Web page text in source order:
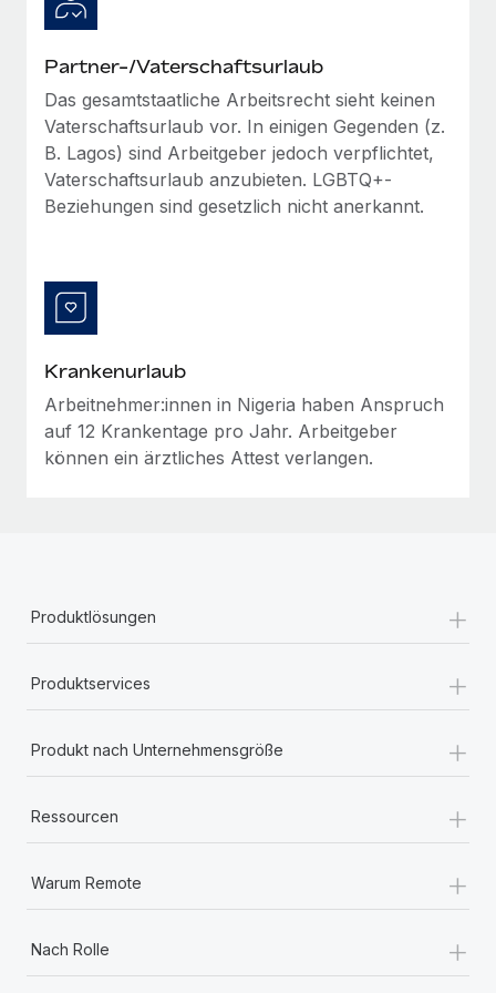
Mehr erfahren
Partner-/Vaterschaftsurlaub
Das gesamtstaatliche Arbeitsrecht sieht keinen
Vaterschaftsurlaub vor. In einigen Gegenden (z.
B. Lagos) sind Arbeitgeber jedoch verpflichtet,
Vaterschaftsurlaub anzubieten. LGBTQ+-
Beziehungen sind gesetzlich nicht anerkannt.
Krankenurlaub
Arbeitnehmer:innen in Nigeria haben Anspruch
auf 12 Krankentage pro Jahr. Arbeitgeber
können ein ärztliches Attest verlangen.
Produktlösungen +
Produktservices +
Produkt nach Unternehmensgröße +
Ressourcen +
Warum Remote +
Nach Rolle
+